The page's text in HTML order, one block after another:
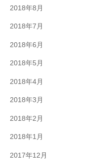
2018年8月
2018年7月
2018年6月
2018年5月
2018年4月
2018年3月
2018年2月
2018年1月
2017年12月